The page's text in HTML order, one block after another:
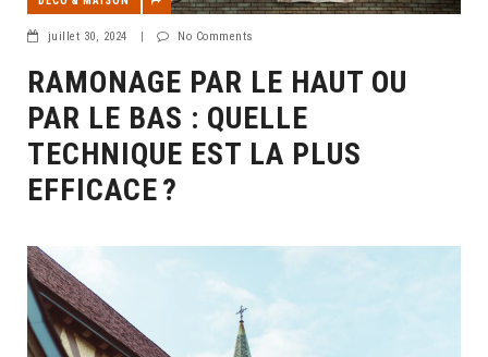
juillet 30, 2024 No Comments
RAMONAGE PAR LE HAUT OU
PAR LE BAS : QUELLE
TECHNIQUE EST LA PLUS
EFFICACE ?